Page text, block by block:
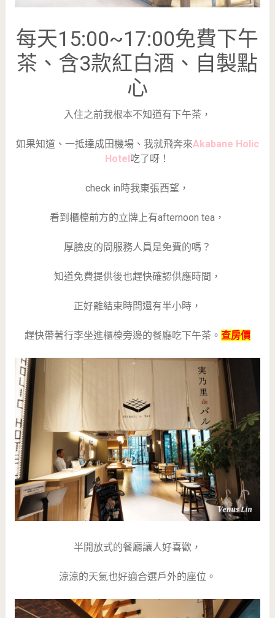
每天15:00~17:00免費下午
茶、含3款紅白酒、自製點
心
入住之前我根本不知道有下午茶，
如果知道、一抵達成田機場、我就飛奔來Akabane Holic
Hotel吃了呀！
check in時我東張西望，
看到櫃檯前方的立牌上有afternoon tea，
厚臉皮的問服務人員是免費的嗎？
知道免費提供後也趕快確認供應時間，
正好離結束時間還有半小時，
趕快帶著行李坐進櫃檯旁邊的餐廳吃下午茶。 查房價
半開放式的餐廳讓人好喜歡，
涼涼的天氣也好適合選戶外的座位。